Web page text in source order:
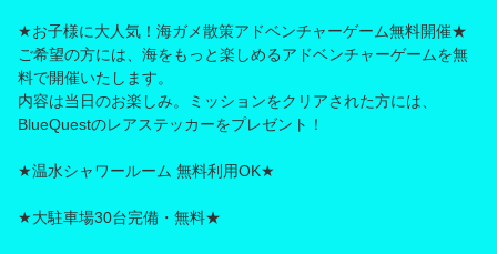
★お子様に大人気！海ガメ散策アドベンチャーゲーム無料開催★
ご希望の方には、海をもっと楽しめるアドベンチャーゲームを無
料で開催いたします。
内容は当日のお楽しみ。ミッションをクリアされた方には、
BlueQuestのレアステッカーをプレゼント！
★温水シャワールーム 無料利用OK★
★大駐車場30台完備・無料★